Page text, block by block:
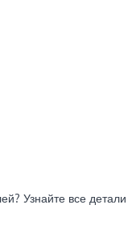
Узнайте все детали